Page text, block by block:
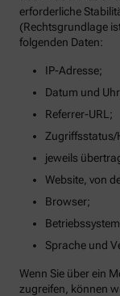
erforderliche
(Rechtsgrundlage
folgenden Daten:
IP-Adresse;
Datum und
Referrer-URL;
Zugriffsstatus/
jeweils
Website, von
Browser;
Sprache und
Wenn Sie über ein
zugreifen, können